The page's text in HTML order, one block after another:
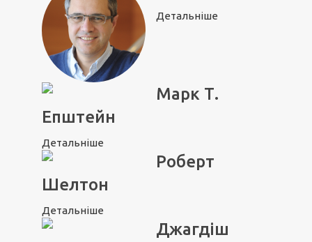
Детальніше
Марк Т.
Епштейн
Детальніше
Роберт
Шелтон
Детальніше
Джагдіш